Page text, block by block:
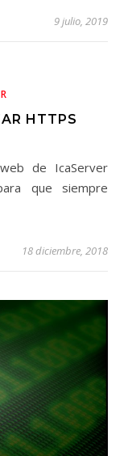
9 julio, 2019
HTTPS
que siempre
18 diciembre, 2018